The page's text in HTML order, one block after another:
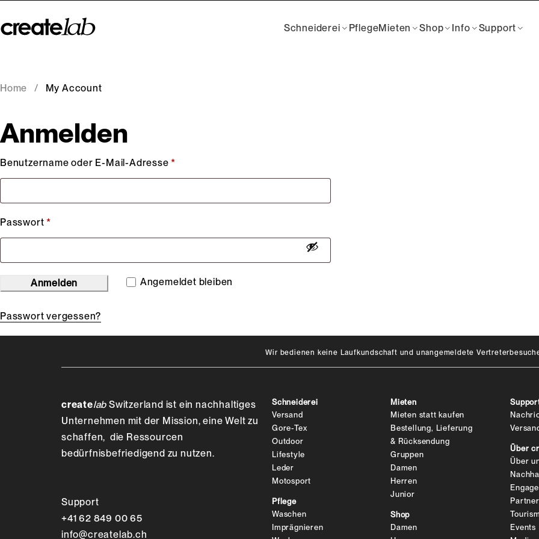
Schneiderei PflegeMieten Shop Info Support
Home / My Account
Anmelden
Benutzername oder E-Mail-Adresse*
Passwort*
Angemeldet bleiben
Anmelden
Passwort vergessen?
Wir bedienen keine Laufkundschaft und unangemeldete
createlab Switzerland ist ein nachhaltiges
Unternehmen mit der Mission, eine Welt zu
schaffen, die Ressourcen
bedürfnisbefriedigend zu nutzen.
Support
+41 62 849 00 65
info@createlab.ch
Schneiderei
Versand
Gore-Tex
Outdoor
Lifestyle
Leder
Motosport
Pflege
Waschen
Imprägnieren
Mieten
Mieten statt kaufen
Bestellung, Lieferung
& Rücksendung
Gruppen
Damen
Herren
Junior
Shop
Damen
Über
Über
Partner
Events